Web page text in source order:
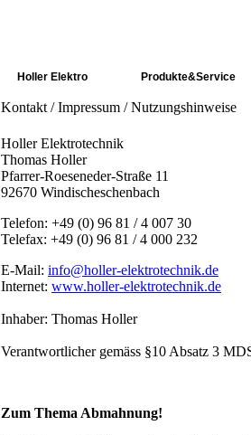
Holler Elektro Produkte&Service
Kontakt / Impressum / Nutzungshinweise
Holler Elektrotechnik
Thomas Holler
Pfarrer-Roeseneder-Straße 11
92670 Windischeschenbach
Telefon: +49 (0) 96 81 / 4 007 30
Telefax: +49 (0) 96 81 / 4 000 232
E-Mail: info@holler-elektrotechnik.de
Internet: www.holler-elektrotechnik.de
Inhaber: Thomas Holler
Verantwortlicher gemäss §10 Absatz 3
Zum Thema Abmahnung!